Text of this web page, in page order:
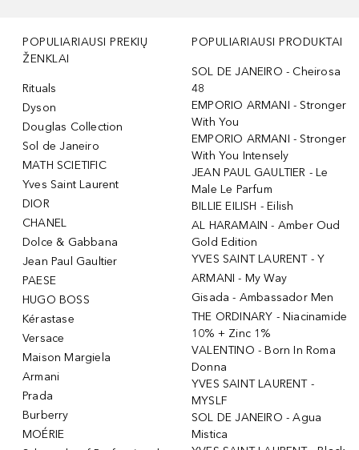
POPULIARIAUSI PREKIŲ
ŽENKLAI
Rituals
Dyson
Douglas Collection
Sol de Janeiro
MATH SCIETIFIC
Yves Saint Laurent
DIOR
CHANEL
Dolce & Gabbana
Jean Paul Gaultier
PAESE
HUGO BOSS
Kérastase
Versace
Maison Margiela
Armani
Prada
Burberry
MOÉRIE
POPULIARIAUSI PRODUKTAI
SOL DE JANEIRO - Cheirosa
48
EMPORIO ARMANI - Stronger
With You
EMPORIO ARMANI - Stronger
With You Intensely
JEAN PAUL GAULTIER - Le
Male Le Parfum
BILLIE EILISH - Eilish
AL HARAMAIN - Amber Oud
Gold Edition
YVES SAINT LAURENT - Y
ARMANI - My Way
Gisada - Ambassador Men
THE ORDINARY - Niacinamide
10% + Zinc 1%
VALENTINO - Born In Roma
Donna
YVES SAINT LAURENT -
MYSLF
SOL DE JANEIRO - Agua
Mistica